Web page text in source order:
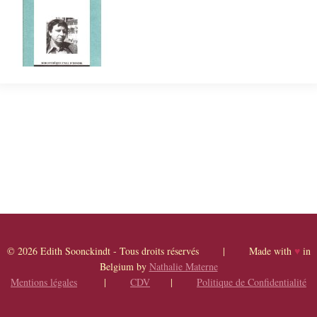
© 2026 Edith Soonckindt - Tous droits réservés | Made with ♥in
Belgium by Nathalie Materne
Mentions légales | CDV | Politique de Confidentialité